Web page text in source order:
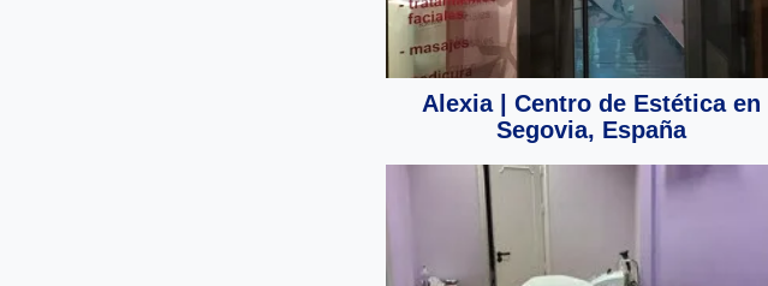
Alexia | Centro de Estética en
Segovia, España